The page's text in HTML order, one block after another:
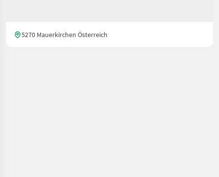
5270 Mauerkirchen Österreich